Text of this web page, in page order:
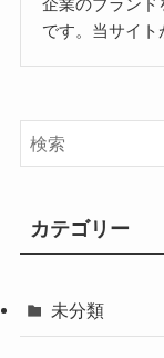
です。当サイト
カテゴリー
未分類